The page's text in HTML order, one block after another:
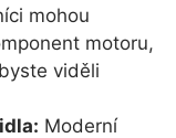
mohou
motoru,
viděli
Moderní